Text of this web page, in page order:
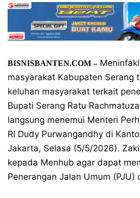
BISNISBANTEN.COM –
masyarakat Kabupaten Serang
keluhan masyarakat terkait
Bupati Serang Ratu
langsung menemui Menteri
RI Dudy Purwangandhy di
Jakarta, Selasa (5/5/2026).
kepada Menhub agar dapat
Penerangan Jalan Umum (PJU)